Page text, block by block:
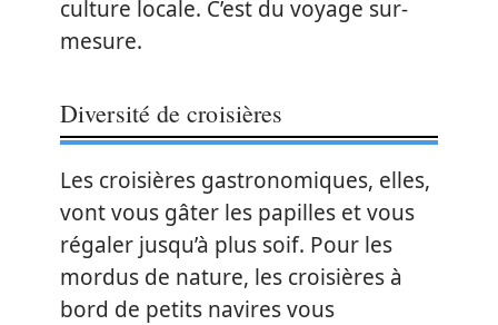
culture locale. C’est du voyage sur-
mesure.
Diversité de croisières
Les croisières gastronomiques, elles,
vont vous gâter les papilles et vous
régaler jusqu’à plus soif. Pour les
mordus de nature, les croisières à
bord de petits navires vous